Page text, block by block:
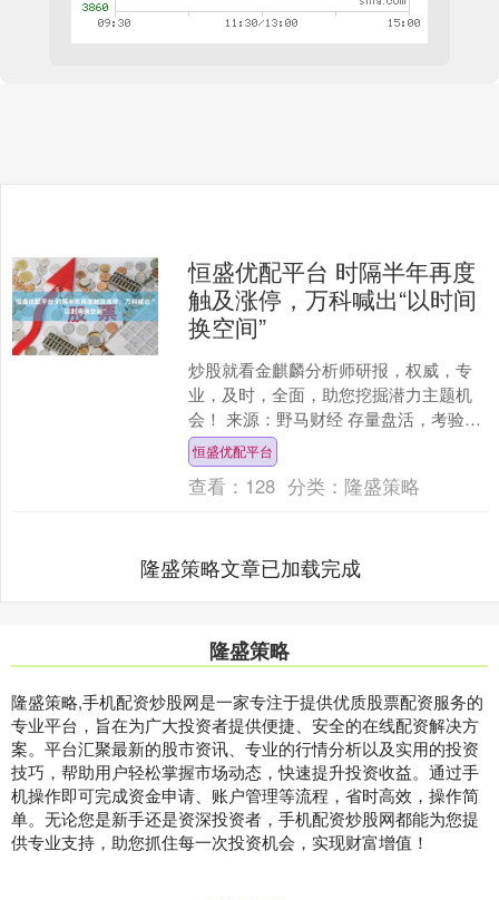
恒盛优配平台 时隔半年再度
触及涨停，万科喊出“以时间
换空间”
炒股就看金麒麟分析师研报，权威，专
业，及时，全面，助您挖掘潜力主题机
会！ 来源：野马财经 存量盘活，考验意
志与能力。 8月25日，A股地产板块迎来
久违的狂欢。时....
恒盛优配平台
查看： 128 分类： 隆盛策略
隆盛策略文章已加载完成
隆盛策略
隆盛策略,手机配资炒股网是一家专注于提供优质股票配资服务的
专业平台，旨在为广大投资者提供便捷、安全的在线配资解决方
案。平台汇聚最新的股市资讯、专业的行情分析以及实用的投资
技巧，帮助用户轻松掌握市场动态，快速提升投资收益。通过手
机操作即可完成资金申请、账户管理等流程，省时高效，操作简
单。无论您是新手还是资深投资者，手机配资炒股网都能为您提
供专业支持，助您抓住每一次投资机会，实现财富增值！